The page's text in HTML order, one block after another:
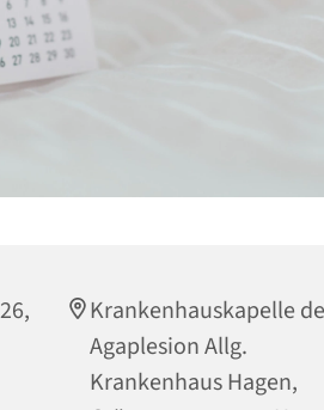
Krankenhauskapelle
Agaplesion Allg.
Krankenhaus Hagen,